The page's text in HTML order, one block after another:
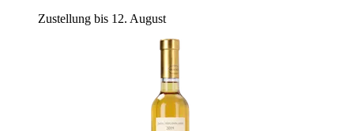
Zustellung bis 12. August